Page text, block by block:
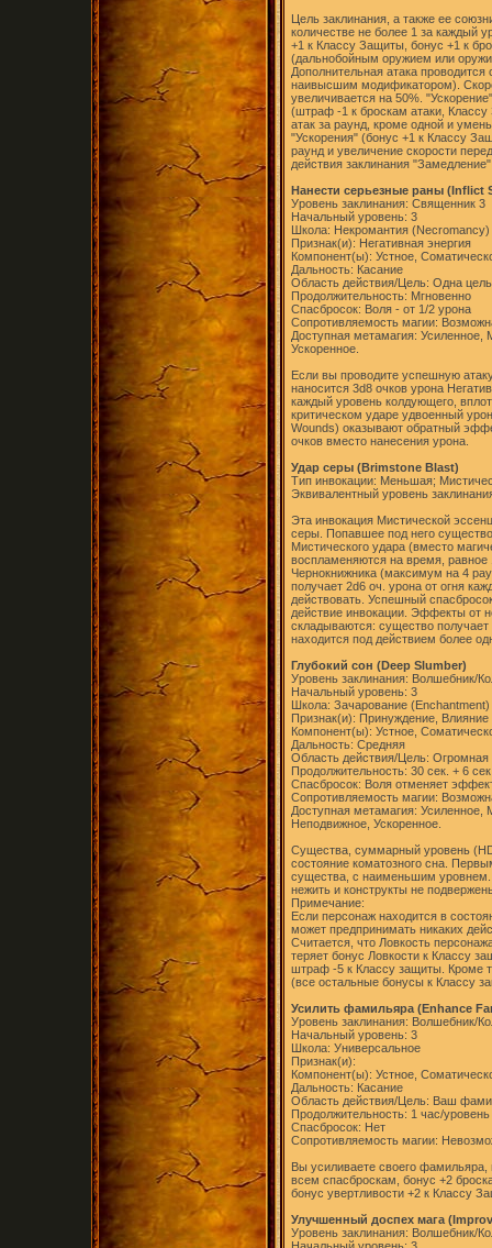
Цель заклинания, а также ее
количестве не более 1 за каждый
+1 к Классу Защиты, бонус +1 к
(дальнобойным оружием или
Дополнительная атака
наивысшим модификатором).
увеличивается на 50%.
(штраф -1 к броскам атаки,
атак за раунд, кроме одной и
"Ускорения" (бонус +1 к Классу
раунд и увеличение скорости
действия заклинания "Замедление"
Нанести серьезные раны (Inflict
Уровень заклинания: Священник 3
Начальный уровень: 3
Школа: Некромантия (Necromancy)
Признак(и): Негативная энергия
Компонент(ы): Устное,
Дальность: Касание
Область действия/Цель: Одна цель
Продолжительность: Мгновенно
Спасбросок: Воля - от 1/2 урона
Сопротивляемость магии:
Доступная метамагия:
Ускоренное.
Если вы проводите успешную
наносится 3d8 очков урона
каждый уровень колдующего,
критическом ударе удвоенный
Wounds) оказывают обратный
очков вместо нанесения урона.
Удар серы (Brimstone Blast)
Тип инвокации: Меньшая;
Эквивалентный уровень
Эта инвокация Мистической
серы. Попавшее под него
Мистического удара (вместо
воспламеняются на время, равное
Чернокнижника (максимум на 4
получает 2d6 оч. урона от огня
действовать. Успешный
действие инвокации. Эффекты от
складываются: существо получает
находится под действием более
Глубокий сон (Deep Slumber)
Уровень заклинания: Волшебник/
Начальный уровень: 3
Школа: Зачарование (Enchantment)
Признак(и): Принуждение, Влияние
Компонент(ы): Устное,
Дальность: Средняя
Область действия/Цель: Огромная
Продолжительность: 30 сек. + 6
Спасбросок: Воля отменяет
Сопротивляемость магии:
Доступная метамагия: Усиленное,
Неподвижное, Ускоренное.
Существа, суммарный уровень
состояние коматозного сна.
существа, с наименьшим уровнем.
нежить и конструкты не
Примечание:
Если персонаж находится в
может предпринимать никаких
Считается, что Ловкость
теряет бонус Ловкости к Классу
штраф -5 к Классу защиты. Кроме
(все остальные бонусы к Классу
Усилить фамильяра (Enhance
Уровень заклинания: Волшебник/
Начальный уровень: 3
Школа: Универсальное
Признак(и):
Компонент(ы): Устное,
Дальность: Касание
Область действия/Цель: Ваш
Продолжительность: 1 час/уровень
Спасбросок: Нет
Сопротивляемость магии:
Вы усиливаете своего фамильяра,
всем спасброскам, бонус +2
бонус увертливости +2 к Классу
Улучшенный доспех мага
Уровень заклинания: Волшебник/